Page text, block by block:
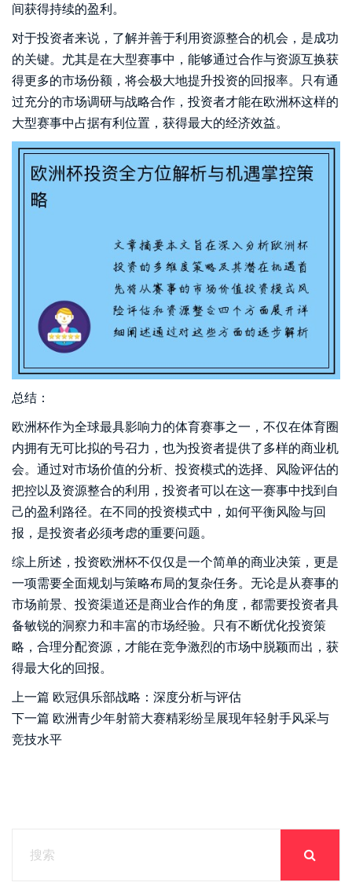
间获得持续的盈利。
对于投资者来说，了解并善于利用资源整合的机会，是成功
的关键。尤其是在大型赛事中，能够通过合作与资源互换获
得更多的市场份额，将会极大地提升投资的回报率。只有通
过充分的市场调研与战略合作，投资者才能在欧洲杯这样的
大型赛事中占据有利位置，获得最大的经济效益。
总结：
欧洲杯作为全球最具影响力的体育赛事之一，不仅在体育圈
内拥有无可比拟的号召力，也为投资者提供了多样的商业机
会。通过对市场价值的分析、投资模式的选择、风险评估的
把控以及资源整合的利用，投资者可以在这一赛事中找到自
己的盈利路径。在不同的投资模式中，如何平衡风险与回
报，是投资者必须考虑的重要问题。
综上所述，投资欧洲杯不仅仅是一个简单的商业决策，更是
一项需要全面规划与策略布局的复杂任务。无论是从赛事的
市场前景、投资渠道还是商业合作的角度，都需要投资者具
备敏锐的洞察力和丰富的市场经验。只有不断优化投资策
略，合理分配资源，才能在竞争激烈的市场中脱颖而出，获
得最大化的回报。
上一篇 欧冠俱乐部战略：深度分析与评估
下一篇 欧洲青少年射箭大赛精彩纷呈展现年轻射手风采与
竞技水平